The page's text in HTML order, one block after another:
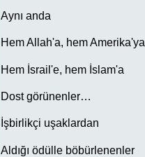
Aynı anda
Hem Allah'a, hem Amerika'ya
Hem İsrail'e, hem İslam'a
Dost görünenler…
İşbirlikçi uşaklardan
Aldığı ödülle böbürlenenler